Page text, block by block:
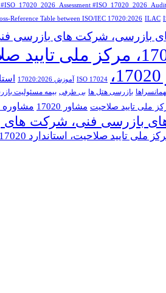
Table between ISO/IEC 17020:2026 ILAC
17020، استاندارد،
ISO 17024 آموزش 17020:2026
بازرسی هتل ها بی طرفی بیمه مسئولیت
ملی تایید صلاحیت مشاور 17020 مشاوره 17020
بازرسی فنی، شرکت های